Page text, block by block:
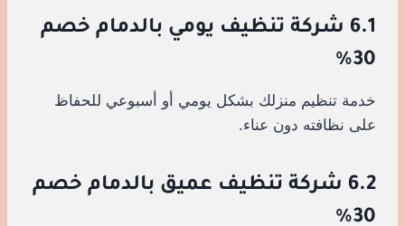
6.1 شركة تنظيف يومي بالدمام خصم
30%
خدمة تنظيم منزلك بشكل يومي أو أسبوعي للحفاظ
على نظافته دون عناء.
6.2 شركة تنظيف عميق بالدمام خصم
30%